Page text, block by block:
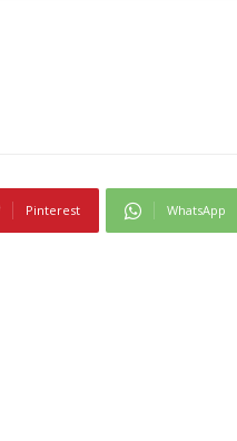
Pinterest WhatsApp